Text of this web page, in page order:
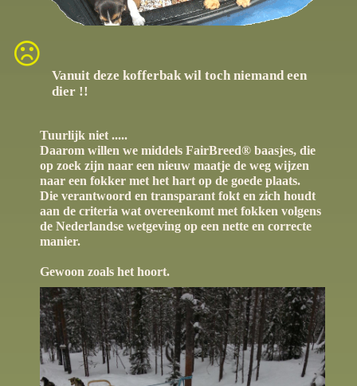
Vanuit deze kofferbak wil toch niemand een
dier !!
Tuurlijk niet .....
Daarom willen we middels FairBreed® baasjes, die
op zoek zijn naar een nieuw maatje de weg wijzen
naar een fokker met het hart op de goede plaats.
Die verantwoord en transparant fokt en zich houdt
aan de criteria wat overeenkomt met fokken volgens
de Nederlandse wetgeving op een nette en correcte
manier.
Gewoon zoals het hoort.